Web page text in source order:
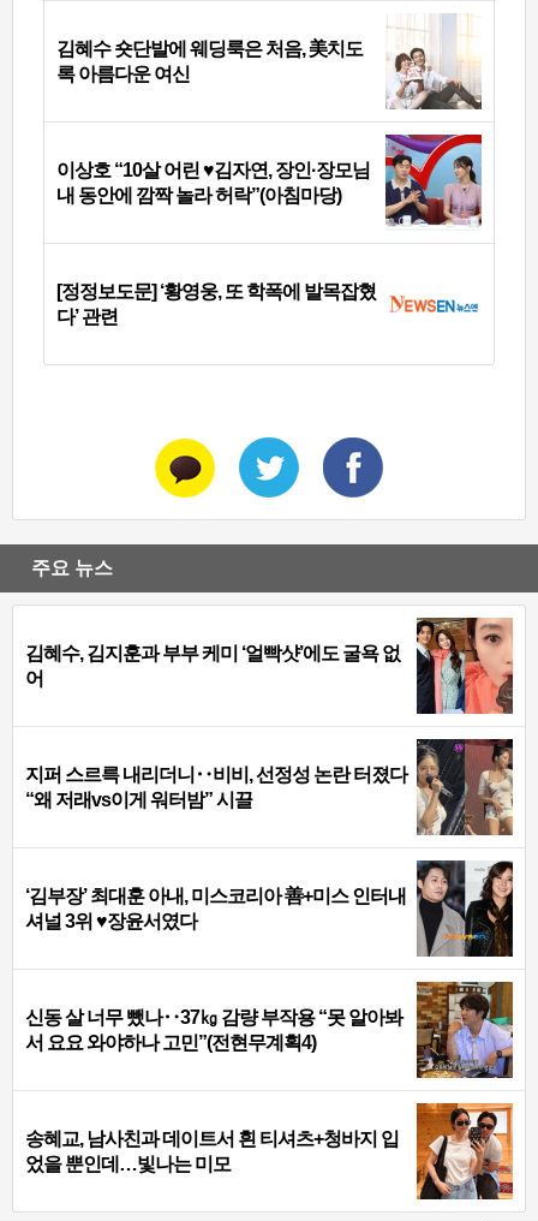
김혜수 숏단발에 웨딩룩은 처음, 美치도
록 아름다운 여신
이상호 “10살 어린 ♥김자연, 장인·장모님
내 동안에 깜짝 놀라 허락”(아침마당)
[정정보도문] ‘황영웅, 또 학폭에 발목잡혔
다’ 관련
주요 뉴스
김혜수, 김지훈과 부부 케미 ‘얼빡샷’에도 굴욕 없
어
지퍼 스르륵 내리더니‥비비, 선정성 논란 터졌다
“왜 저래vs이게 워터밤” 시끌
‘김부장’ 최대훈 아내, 미스코리아 善+미스 인터내
셔널 3위 ♥장윤서였다
신동 살 너무 뺐나‥37㎏ 감량 부작용 “못 알아봐
서 요요 와야하나 고민”(전현무계획4)
송혜교, 남사친과 데이트서 흰 티셔츠+청바지 입
었을 뿐인데…빛나는 미모